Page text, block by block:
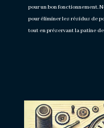
pour un bon fonctionnement.
pour éliminer les résidus de
tout en préservant la patine